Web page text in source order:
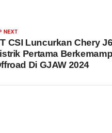
NEXT
CSI Luncurkan Chery
Pertama
Di GJAW 2024